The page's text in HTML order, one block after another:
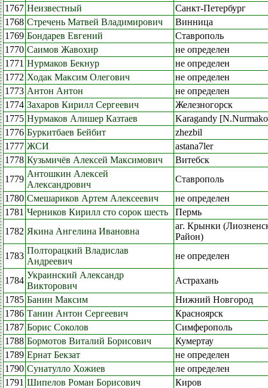
1767 Неизвестный
Санкт-Петербург
1768 Стречень Матвей Владимирович
Винница
1769 Бондарев Евгений
Ставрополь
1770 Саимов Жавохир
не определен
1771 Нурмаков Бекнур
не определен
1772 Ходак Максим Олегович
не определен
1773 Антон Антон
не определен
1774 Захаров Кирилл Сергеевич
Железногорск
1775 Нурмаков Алишер Казтаев
Karagandy
1776 Буркитбаев Бейбит
zhezbil
1777 ЖСИ
astana7ler
1778 Кузьмичёв Алексей Максимович
Витебск
1779
Антошкин Алексей
Александрович
Ставрополь
1780 Смешариков Артем Алексеевич
не определен
1781 Черников Кирилл сто сорок шесть
Пермь
1782 Якина Ангелина Ивановна
аг. Крынки
Район)
1783
Полторацкий Владислав
Андреевич
не определен
1784
Украинский Александр
Викторович
Астрахань
1785 Банин Максим
Нижний Новгород
1786 Танин Антон Сергеевич
Красноярск
1787 Борис Соколов
Симферополь
1788 Бормотов Виталий Борисович
Кумертау
1789 Ернат Бекзат
не определен
1790 Сунатулло Хожиев
не определен
1791 Шипелов Роман Борисович
Киров